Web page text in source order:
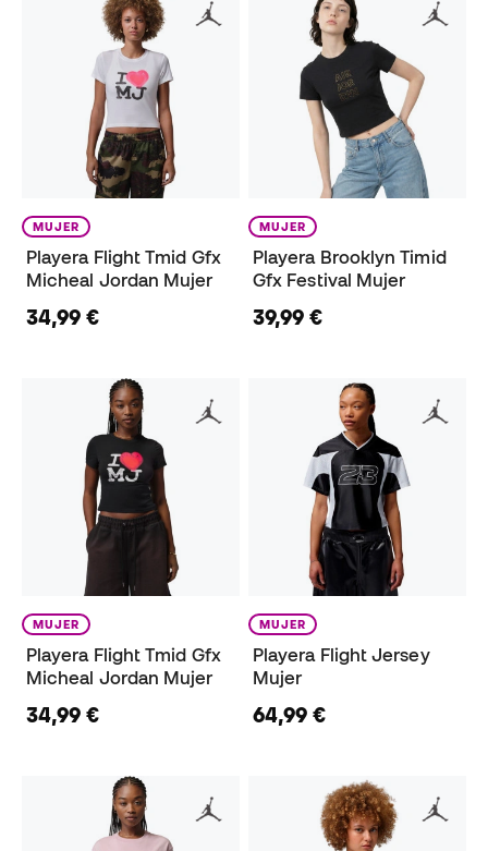
MUJER
Playera Flight Tmid Gfx
Micheal Jordan Mujer
34,99 €
MUJER
Playera Brooklyn Timid
Gfx Festival Mujer
39,99 €
MUJER
Playera Flight Tmid Gfx
Micheal Jordan Mujer
34,99 €
MUJER
Playera Flight Jersey
Mujer
64,99 €